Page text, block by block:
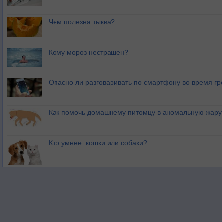
Чем полезна тыква?
Кому мороз нестрашен?
Опасно ли разговаривать по смартфону во время
Как помочь домашнему питомцу в аномальную
Кто умнее: кошки или собаки?